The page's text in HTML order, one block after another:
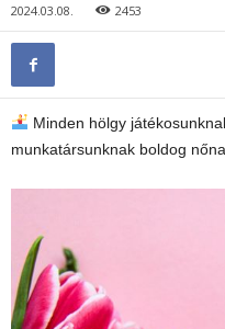
2024.03.08. 2453
Minden hölgy
munkatársunknak boldog